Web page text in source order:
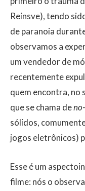
Reinsve), tendo
de paranoia
observamos a
um vendedor de
recentemente
quem encontra, no
que se chama de
sólidos,
jogos eletrônicos)
Esse é um
filme: nós o